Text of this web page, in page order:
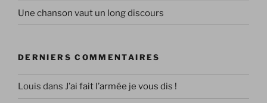
Une chanson vaut un long discours
DERNIERS COMMENTAIRES
Louis dans J’ai fait l’armée je vous dis !